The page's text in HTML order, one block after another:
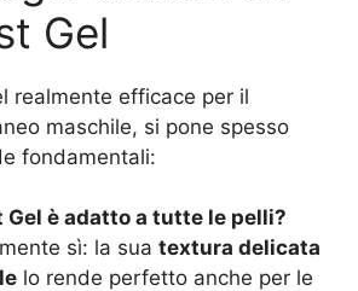
Gel
realmente efficace per il
maschile, si pone spesso
fondamentali:
Gel è adatto a tutte le pelli?
sì: la sua textura delicata
lo rende perfetto anche per le